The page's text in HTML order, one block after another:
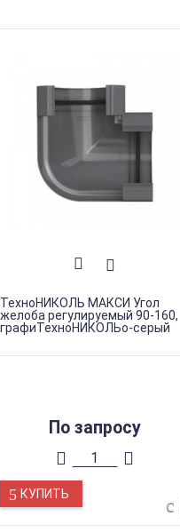
ТехноНИКОЛЬ МАКСИ Угол
желоба регулируемый 90-160,
графиТехноНИКОЛЬо-серый
По запросу
КУПИТЬ